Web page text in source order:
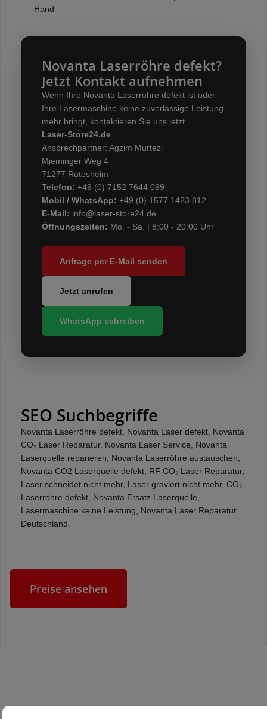
Hand
Novanta Laserröhre defekt?
Jetzt Kontakt aufnehmen
Wenn Ihre Novanta Laserröhre defekt ist oder
Ihre Lasermaschine keine zuverlässige Leistung
mehr bringt, kontaktieren Sie uns jetzt.
Laser-Store24.de
Ansprechpartner: Agzim Murtezi
Mieminger Weg 4
71277 Rutesheim
Telefon: +49 (0) 7152 7644 099
Mobil / WhatsApp: +49 (0) 1577 1423 812
E-Mail: info@laser-store24.de
Öffnungszeiten: Mo. - Sa. | 8:00 - 20:00 Uhr
Anfrage per E-Mail senden
Jetzt anrufen
WhatsApp schreiben
SEO Suchbegriffe
Novanta Laserröhre defekt, Novanta Laser defekt, Novanta
CO₂ Laser Reparatur, Novanta Laser Service, Novanta
Laserquelle reparieren, Novanta Laserröhre austauschen,
Novanta CO2 Laserquelle defekt, RF CO₂ Laser Reparatur,
Laser schneidet nicht mehr, Laser graviert nicht mehr, CO₂-
Laserröhre defekt, Novanta Ersatz Laserquelle,
Lasermaschine keine Leistung, Novanta Laser Reparatur
Deutschland.
Preise ansehen